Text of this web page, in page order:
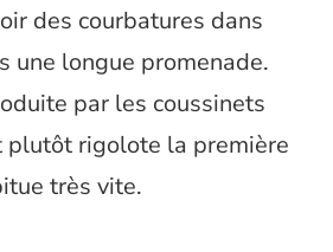
des courbatures dans
une longue promenade.
par les coussinets
plutôt rigolote la première
très vite.